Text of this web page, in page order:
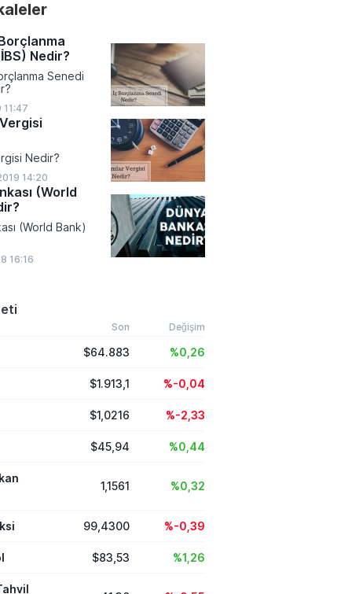
seviyeye inmesi,
bu
belirleyicisi oldu.
Nedir?
Senedi
11:47
Nedir?
14:20
(World
(World Bank)
16:16
Son Değişim
$64.883 %0,26
$1.913,1 %-0,04
$1,0216 %-2,33
$45,94 %0,44
1,1561 %0,32
99,4300 %-0,39
$83,53 %1,26